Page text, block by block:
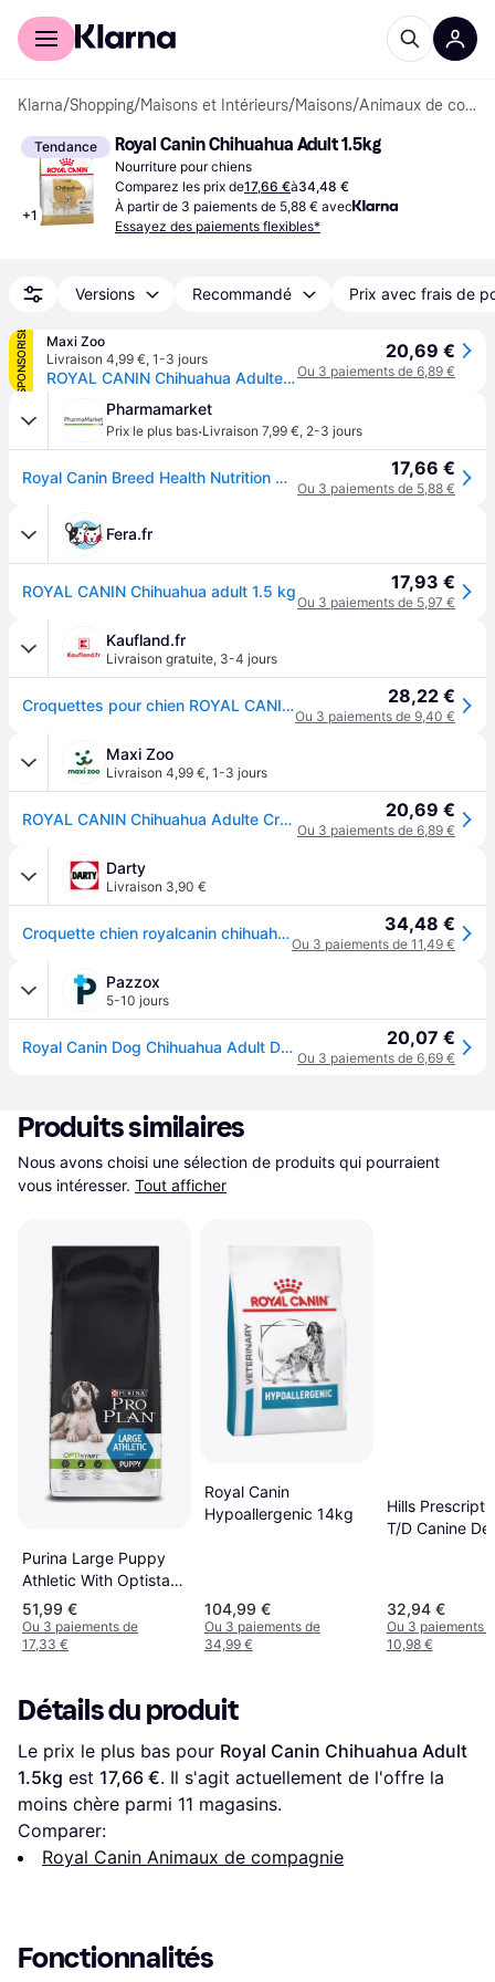
Acheter avec Klarna
Klarna/Shopping/Maisons et Intérieurs/Maisons/ Animaux de compagnie
Tendance
+1
Royal Canin Chihuahua Adult 1.5kg
Nourriture pour chiens
Comparez les prix de17,66 €à34,48 €
À partir de 3 paiements de 5,88 € avec
Essayez des paiements flexibles*
Versions Recommandé Prix avec frais de
SPONSORISÉ
Maxi Zoo
Livraison 4,99 €, 1-3 jours
ROYAL CANIN Chihuahua Adulte Croquettes Chien 1,5 kg
20,69 €
Ou 3 paiements de 6,89 €
Pharmamarket
Prix le plus bas·Livraison 7,99 €, 2-3 jours
Royal Canin Breed Health Nutrition Chihuahua | 1,5 kg 17,66 €
Ou 3 paiements de 5,88 €
Fera.fr
ROYAL CANIN Chihuahua adult 1.5 kg 17,93 €
Ou 3 paiements de 5,97 €
Kaufland.fr
Livraison gratuite, 3-4 jours
Croquettes pour chien ROYAL CANIN BHN Chihuahua Adult - 1,5 kg 28,22 €
Ou 3 paiements de 9,40 €
Maxi Zoo
Livraison 4,99 €, 1-3 jours
ROYAL CANIN Chihuahua Adulte Croquettes Chien 1,5 kg 20,69 €
Ou 3 paiements de 6,89 €
Darty
Livraison 3,90 €
Croquette chien royalcanin chihuahua adult 1,5kg 22100150 34,48 €
Ou 3 paiements de 11,49 €
Pazzox
5-10 jours
Royal Canin Dog Chihuahua Adult Dry 1,5kg 20,07 €
Ou 3 paiements de 6,69 €
Produits similaires
Nous avons choisi une sélection de produits qui pourraient
vous intéresser. Tout afficher
Purina Large Puppy
Athletic With Optistart
12kg
51,99 €
Ou 3 paiements de
17,33 €
Royal Canin
Hypoallergenic 14kg
104,99 €
Ou 3 paiements de
34,99 €
Hills
T/D Canine
32,94 €
Ou 3 paiements
10,98 €
Détails du produit
Le prix le plus bas pour Royal Canin Chihuahua Adult
1.5kg est 17,66 €. Il s'agit actuellement de l'offre la
moins chère parmi 11 magasins.
Comparer:
Royal Canin Animaux de compagnie
Fonctionnalités